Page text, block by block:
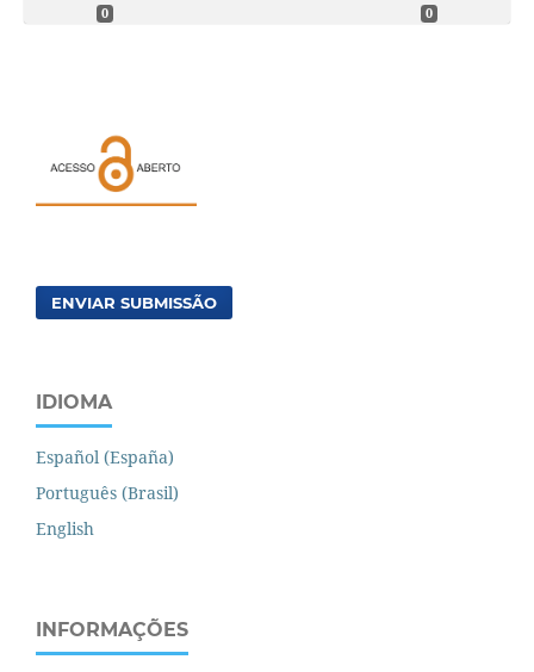
0 0
ENVIAR SUBMISSÃO
IDIOMA
Español (España)
Português (Brasil)
English
INFORMAÇÕES